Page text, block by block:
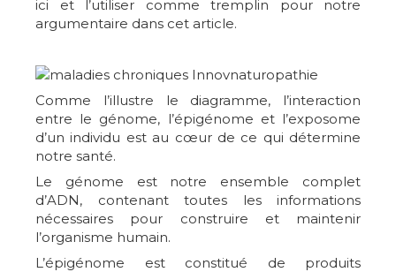
ici et l’utiliser comme tremplin pour notre
argumentaire dans cet article.
Comme l’illustre le diagramme, l’interaction
entre le génome, l’épigénome et l’exposome
d’un individu est au cœur de ce qui détermine
notre santé.
Le génome est notre ensemble complet
d’ADN, contenant toutes les informations
nécessaires pour construire et maintenir
l’organisme humain.
L’épigénome est constitué de produits